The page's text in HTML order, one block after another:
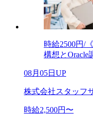
時給2500円/
構想とOracle
08月05日UP
株式会社スタッフ
時給2,500円〜